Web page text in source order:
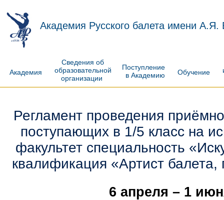
Академия Русского балета имени А.Я.
Академия
Сведения об
образовательной
организации
Поступление
в Академию
Обучение
Регламент проведения
поступающих в 1/5 класс на
факультет специальность
квалификация «Артист балета,
6 апреля – 1